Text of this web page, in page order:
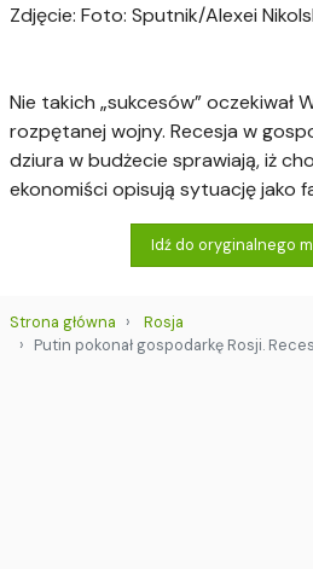
Zdjęcie: Foto: Sputnik/Alexei
Nie takich „sukcesów” oczekiwał
rozpętanej wojny. Recesja w
dziura w budżecie sprawiają, iż
ekonomiści opisują sytuację jako
Idź do oryginalnego
Strona główna
Rosja
Putin pokonał gospodarkę Rosji.